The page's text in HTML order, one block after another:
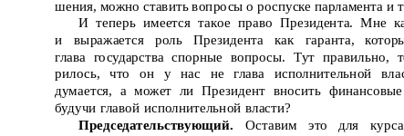
шения, можно ставить вопросы о роспуске парламента и
И теперь имеется такое право Президента. Мне
и
выражается роль Президента как гаранта,
глава государства спорные вопросы. Тут правильно,
рилось, что он у нас не глава исполнительной
думается, а может ли Президент вносить
будучи главой исполнительной власти?
Председательствующий.
Оставим это для курса